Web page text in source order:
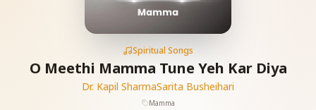
Spiritual Songs
O Meethi Mamma Tune Yeh Kar Diya
Dr. Kapil SharmaSarita Busheihari
Mamma